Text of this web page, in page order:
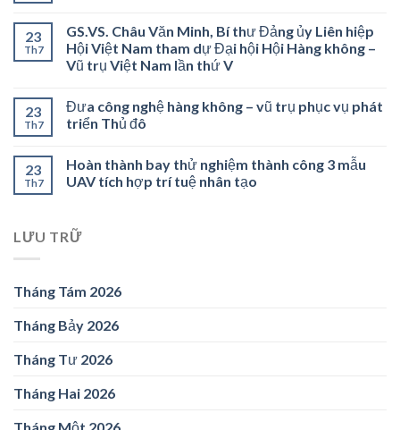
23
Th7
GS.VS. Châu Văn Minh, Bí thư Đảng ủy Liên hiệp
Hội Việt Nam tham dự Đại hội Hội Hàng không –
Vũ trụ Việt Nam lần thứ V
23
Th7
Đưa công nghệ hàng không – vũ trụ phục vụ phát
triển Thủ đô
23
Th7
Hoàn thành bay thử nghiệm thành công 3 mẫu
UAV tích hợp trí tuệ nhân tạo
LƯU TRỮ
Tháng Tám 2026
Tháng Bảy 2026
Tháng Tư 2026
Tháng Hai 2026